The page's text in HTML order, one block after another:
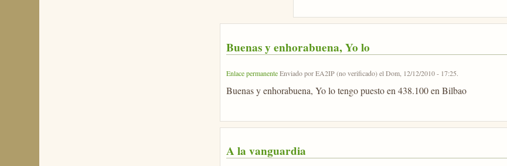
Buenas y enhorabuena, Yo lo
Enlace permanenteEnviado porEA2IP (no verificado)elDom, 12/12/2010 - 17:25.
Buenas y enhorabuena, Yo lo tengo puesto en 438.100 en Bilbao
A la vanguardia